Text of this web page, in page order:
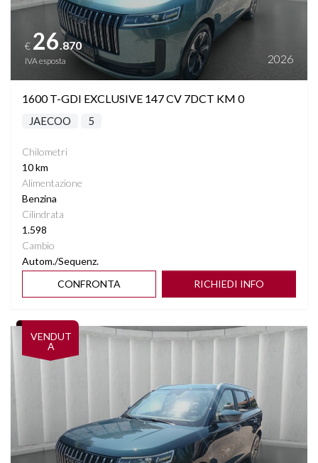
€ 26.870
IVA esposta 2026
1600 T-GDI EXCLUSIVE 147 CV 7DCT KM 0
JAECOO 5
Chilometri
10 km
Alimentazione
Benzina
Cilindrata
1.598
Cambio
Autom./Sequenz.
CONFRONTA
RICHIEDI INFO
VENDUT
A
Vedi dettagli